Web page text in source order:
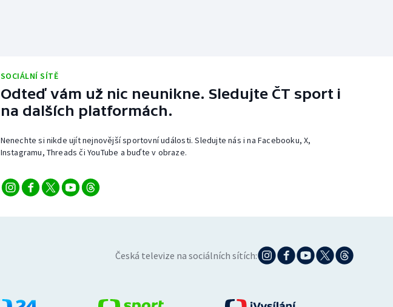
SOCIÁLNÍ SÍTĚ
Odteď vám už nic neunikne. Sledujte ČT sport i
na dalších platformách.
Nenechte si nikde ujít nejnovější sportovní události. Sledujte nás i na Facebooku, X,
Instagramu, Threads či YouTube a buďte v obraze.
Česká televize na sociálních sítích: